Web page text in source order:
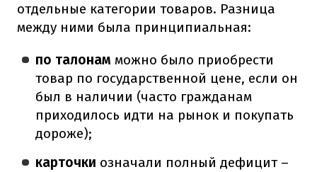
отдельные категории товаров. Разница
между ними была принципиальная:
по талонам можно было приобрести
товар по государственной цене, если он
был в наличии (часто гражданам
приходилось идти на рынок и покупать
дороже);
карточки означали полный дефицит –